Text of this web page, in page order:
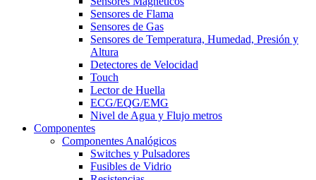
Sensores de Flama
Sensores de Gas
Sensores de Temperatura, Humedad, Presión y
Altura
Detectores de Velocidad
Touch
Lector de Huella
ECG/EQG/EMG
Nivel de Agua y Flujo metros
Componentes
Componentes Analógicos
Switches y Pulsadores
Fusibles de Vidrio